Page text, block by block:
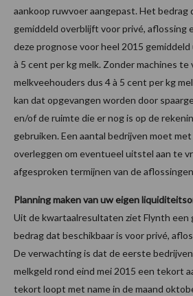
aankoop ruwvoer aangepast. Het bedrag
gemiddeld overblijft voor privé, aflossing
deze prognose voor heel 2015
à 5 cent per kg melk. Zonder machines te
melkveehouders dus 4 à 5 cent per kg
kan dat opgevangen worden door
en/of de ruimte die er nog is op de
gebruiken. Een aantal bedrijven moet
overleggen om eventueel uitstel aan te
afgesproken termijnen van de
Planning maken van uw eigen
Uit de kwartaalresultaten ziet Flynth een
bedrag dat beschikbaar is voor privé,
De verwachting is dat de eerste
melkgeld rond eind mei 2015 een tekort
tekort loopt met name in de maand